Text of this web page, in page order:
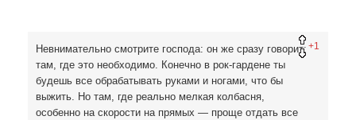
+1
Невнимательно смотрите господа: он же сразу говорит:
там, где это необходимо. Конечно в рок-гардене ты
будешь все обрабатывать руками и ногами, что бы
выжить. Но там, где реально мелкая колбасня,
особенно на скорости на прямых — проще отдать все